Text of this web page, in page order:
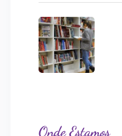
Onde Estamos